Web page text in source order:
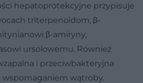
hepatoprotekcyjne przypisuje
triterpenoidom, β-
β-amiryny,
ursolowemu. Również
i przeciwbakteryjna
wątroby.